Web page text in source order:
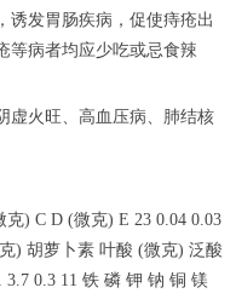
诱发胃肠疾病，促使痔疮出
等病者均应少吃或忌食辣
虚火旺、高血压病、肺结核
) C D (微克) E 23 0.04 0.03
) 胡萝卜素 叶酸 (微克) 泛酸
0.3 11 铁 磷 钾 钠 铜 镁